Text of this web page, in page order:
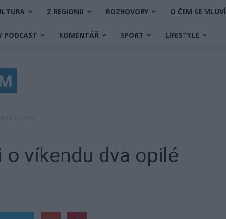
Z REGIONU ROZHOVORY O ČEM SE MLUVÍ
PODCAST KOMENTÁŘ SPORT LIFESTYLE
víkendu dva opilé